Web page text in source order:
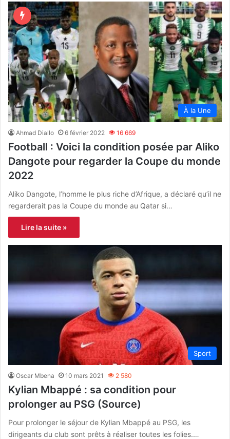
À la Une
Ahmad Diallo 6 février 2022 16 669
Football : Voici la condition posée par Aliko
Dangote pour regarder la Coupe du monde
2022
Aliko Dangote, l’homme le plus riche d’Afrique, a déclaré qu’il ne
regarderait pas la Coupe du monde au Qatar si…
Lire la suite »
Sport
Oscar Mbena 10 mars 2021 2 580
Kylian Mbappé : sa condition pour
prolonger au PSG (Source)
Pour prolonger le séjour de Kylian Mbappé au PSG, les
dirigeants du club sont prêts à réaliser toutes les folies.…